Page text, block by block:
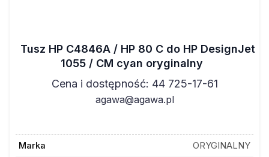
Tusz HP C4846A / HP 80 C do HP DesignJet
1055 / CM cyan oryginalny
Cena i dostępność: 44 725-17-61
agawa@agawa.pl
Marka
ORYGINALNY